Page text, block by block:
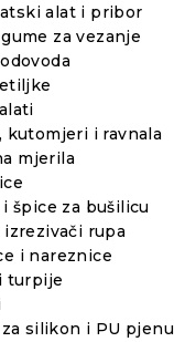
alat i pribor
za vezanje
kutomjeri i ravnala
mjerila
špice za bušilicu
izrezivači rupa
i nareznice
turpije
silikon i PU pjenu